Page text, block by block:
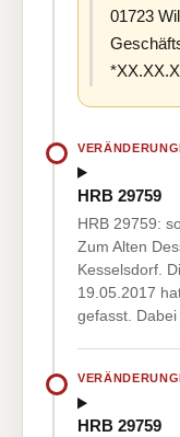
01723
HRB 29759
HRB 29759:
Zum Alten
Kesselsdorf.
19.05.2017
gefasst.
HRB 29759